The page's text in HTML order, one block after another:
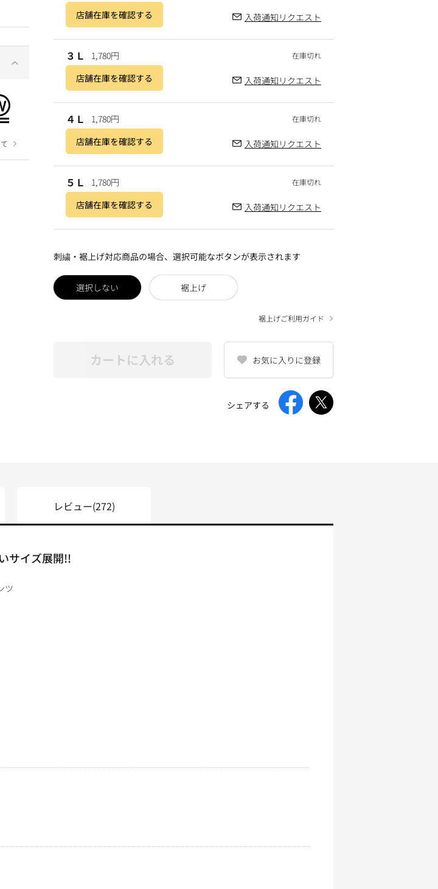
入荷通知リクエスト
店舗在庫を確認する
３Ｌ 1,780円
入荷通知リクエスト
店舗在庫を確認する
４Ｌ 1,780円
入荷通知リクエスト
店舗在庫を確認する
５Ｌ 1,780円
入荷通知リクエスト
店舗在庫を確認する
刺繍・裾上げ対応商品の場合、選択可能なボタンが表示されます
選択しない 裾上げ
裾上げご利用ガイド
カートに入れる お気に入りに登録
シェアする
サイズ展開!!
ツ
レビュー(272)